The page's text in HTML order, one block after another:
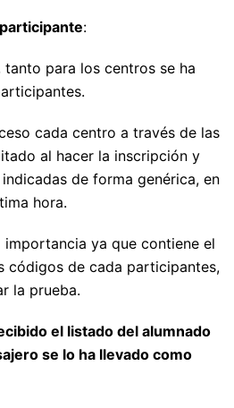
:
tanto para los centros se ha
cada centro a través de las
al hacer la inscripción y
de forma genérica, en
hora.
ya que contiene el
códigos de cada participantes,
la prueba.
el listado del alumnado
se lo ha llevado como